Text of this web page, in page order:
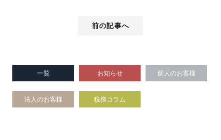
前の記事へ
一覧 お知らせ 個人のお客様
法人のお客様 税務コラム